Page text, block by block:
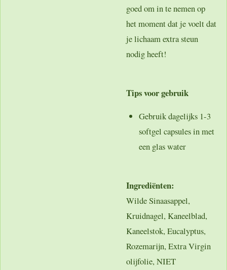
goed om in te nemen op
het moment dat je voelt dat
je lichaam extra steun
nodig heeft!
Tips voor gebruik
Gebruik dagelijks 1-3
softgel capsules in met
een glas water
Ingrediënten:
Wilde Sinaasappel,
Kruidnagel, Kaneelblad,
Kaneelstok, Eucalyptus,
Rozemarijn, Extra Virgin
olijfolie, NIET